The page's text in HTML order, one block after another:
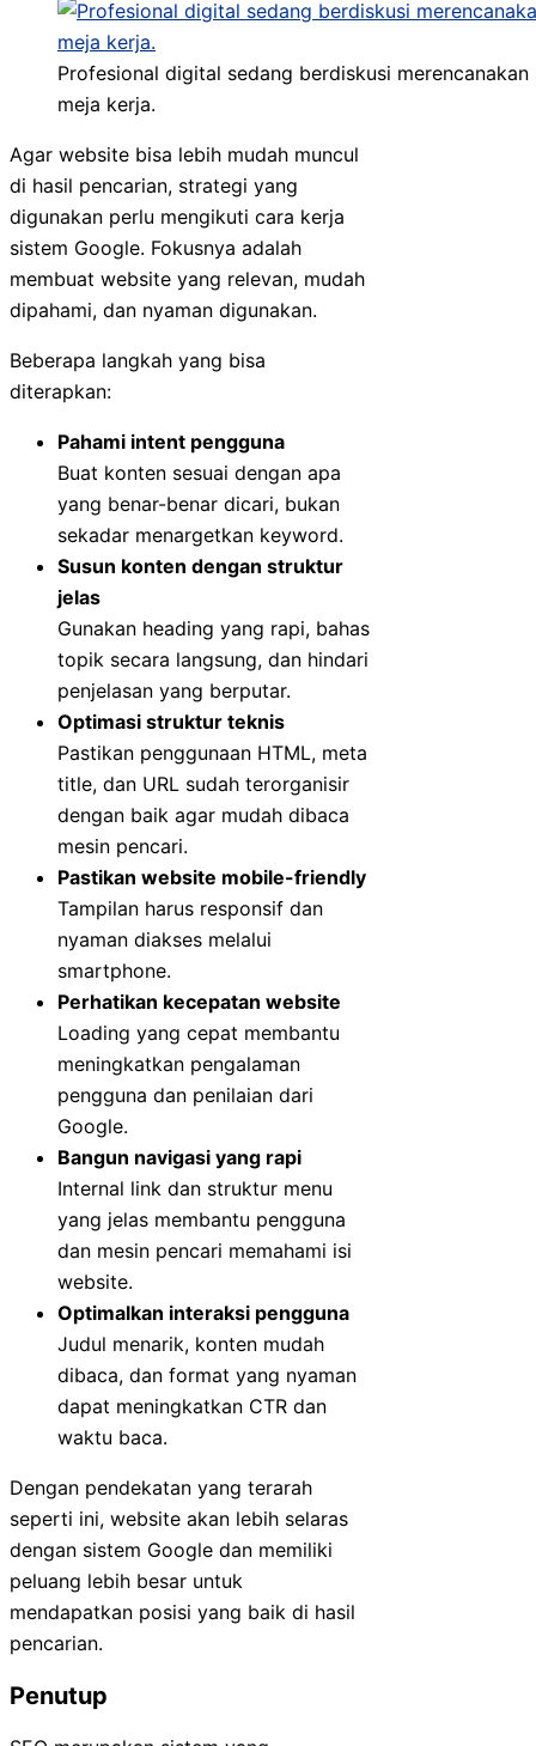
Profesional digital sedang berdiskusi
meja kerja.
Agar website bisa lebih mudah muncul
di hasil pencarian, strategi yang
digunakan perlu mengikuti cara kerja
sistem Google. Fokusnya adalah
membuat website yang relevan, mudah
dipahami, dan nyaman digunakan.
Beberapa langkah yang bisa
diterapkan:
Pahami intent pengguna
Buat konten sesuai dengan apa
yang benar-benar dicari, bukan
sekadar menargetkan keyword.
Susun konten dengan struktur
jelas
Gunakan heading yang rapi, bahas
topik secara langsung, dan hindari
penjelasan yang berputar.
Optimasi struktur teknis
Pastikan penggunaan HTML, meta
title, dan URL sudah terorganisir
dengan baik agar mudah dibaca
mesin pencari.
Pastikan website mobile-friendly
Tampilan harus responsif dan
nyaman diakses melalui
smartphone.
Perhatikan kecepatan website
Loading yang cepat membantu
meningkatkan pengalaman
pengguna dan penilaian dari
Google.
Bangun navigasi yang rapi
Internal link dan struktur menu
yang jelas membantu pengguna
dan mesin pencari memahami isi
website.
Optimalkan interaksi pengguna
Judul menarik, konten mudah
dibaca, dan format yang nyaman
dapat meningkatkan CTR dan
waktu baca.
Dengan pendekatan yang terarah
seperti ini, website akan lebih selaras
dengan sistem Google dan memiliki
peluang lebih besar untuk
mendapatkan posisi yang baik di hasil
pencarian.
Penutup